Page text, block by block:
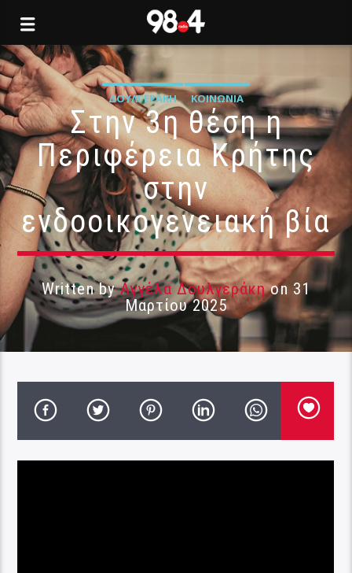
ΔΟΥΛΓΕΡΆΚΗ ΚΟΙΝΩΝΊΑ
Στην 3η θέση η
Περιφέρεια Κρήτης
στην
ενδοοικογενειακή βία
Written byΑγγέλα Δουλγεράκηon 31
Μαρτίου 2025